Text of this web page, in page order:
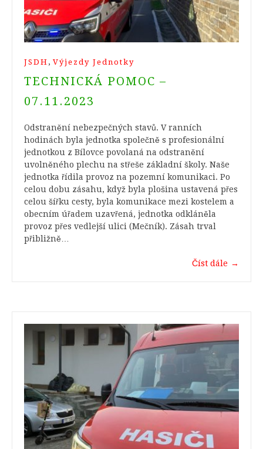
JSDH , Výjezdy Jednotky
TECHNICKÁ POMOC –
07.11.2023
Odstranění nebezpečných stavů. V ranních
hodinách byla jednotka společně s profesionální
jednotkou z Bílovce povolaná na odstranění
uvolněného plechu na střeše základní školy. Naše
jednotka řídila provoz na pozemní komunikaci. Po
celou dobu zásahu, když byla plošina ustavená přes
celou šířku cesty, byla komunikace mezi kostelem a
obecním úřadem uzavřená, jednotka odkláněla
provoz přes vedlejší ulici (Mečník). Zásah trval
přibližně…
Číst dále →